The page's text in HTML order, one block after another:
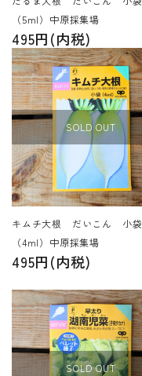
（5ml）中原採集場
495円(内税)
SOLD OUT
キムチ大根 だいこん 小袋
（4ml）中原採集場
495円(内税)
SOLD OUT